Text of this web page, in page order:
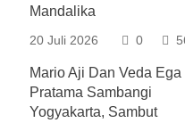
Mandalika
20 Juli 2026 0
Mario Aji Dan Veda Ega
Pratama Sambangi
Yogyakarta, Sambut